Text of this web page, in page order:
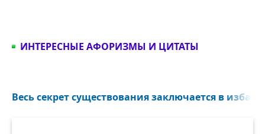
ИНТЕРЕСНЫЕ АФОРИЗМЫ И ЦИТАТЫ
Весь секрет существования заключается в